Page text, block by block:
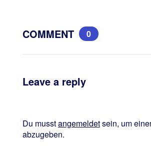
COMMENT 0
Leave a reply
Du musstangemeldetsein, um
abzugeben.